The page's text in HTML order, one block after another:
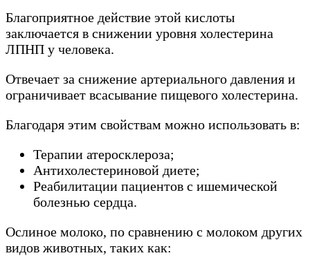
Благоприятное действие этой кислоты
заключается в снижении уровня холестерина
ЛПНП у человека.
Отвечает за снижение артериального давления и
ограничивает всасывание пищевого холестерина.
Благодаря этим свойствам можно использовать в:
Терапии атеросклероза;
Антихолестериновой диете;
Реабилитации пациентов с ишемической
болезнью сердца.
Ослиное молоко, по сравнению с молоком других
видов животных, таких как: